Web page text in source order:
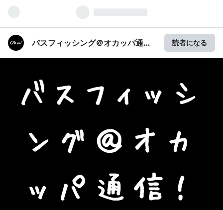
バスフィッシング＠オカッパ通
信！
読者になる
バスフィッシ
ング＠オカ
ッパ通信！